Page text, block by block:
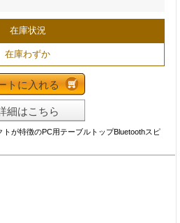
在庫状況
在庫わずか
トに入れる
細はこちら
が特徴のPC用テーブルトップBluetoothスピ